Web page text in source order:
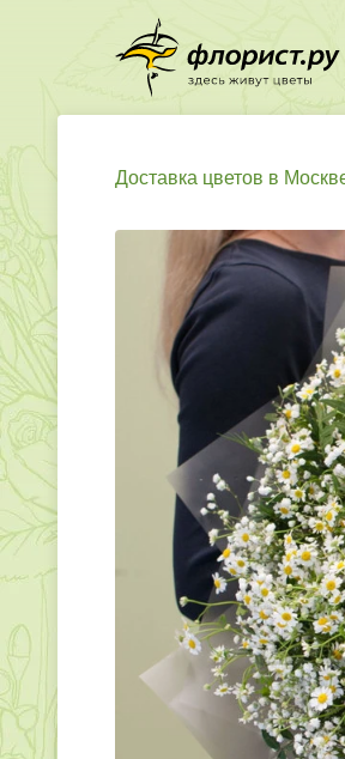
Доставка цветов в